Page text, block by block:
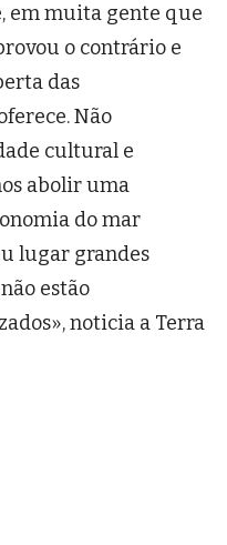
em muita gente que
o contrário e
das
Não
cultural e
abolir uma
do mar
lugar grandes
estão
noticia a Terra